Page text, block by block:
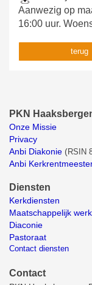
Aanwezig op
16:00 uur.
terug
PKN
Onze Missie
Privacy
Anbi Diakonie (RSIN
Anbi
Diensten
Kerkdiensten
Maatschappelijk werk
Diaconie
Pastoraat
Contact diensten
Contact